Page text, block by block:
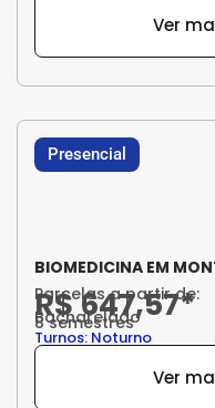
Ver
Presencial
BIOMEDICINA EM
Parcelas a partir de:
R$ 647,57*
Bacharelado
8 semestres
Turnos: Noturno
Ver